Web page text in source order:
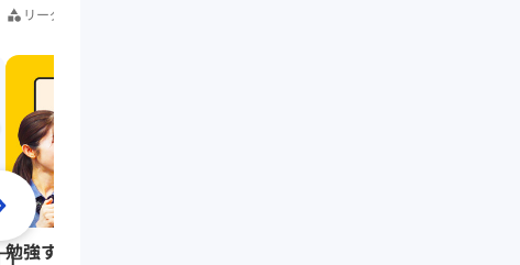
リーダーシップ
勉強する習慣をつけたい人は